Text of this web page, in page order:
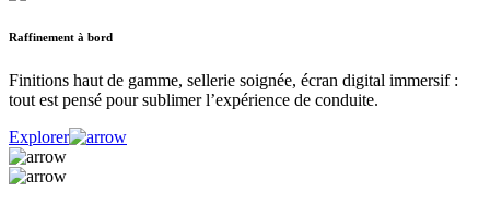
Raffinement à bord
Finitions haut de gamme, sellerie soignée, écran digital immersif :
tout est pensé pour sublimer l’expérience de conduite.
Explorer